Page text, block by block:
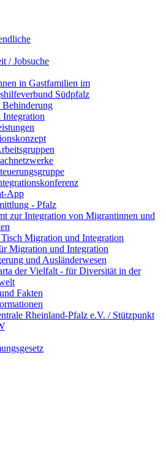
/ Jobsuche
in Gastfamilien im
Südpfalz
Behinderung
App
- Pfalz
zur Integration von Migrantinnen und
Migration und Integration
Migration und Integration
und Ausländerwesen
der Vielfalt - für Diversität in der
Fakten
Rheinland-Pfalz e.V. / Stützpunkt